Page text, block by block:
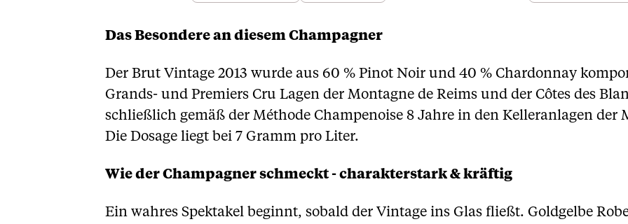
Das Besondere an diesem Champagner
Der Brut Vintage 2013 wurde aus 60 % Pinot Noir und 40 % Chardonnay
Grands- und Premiers Cru Lagen der Montagne de Reims und der Côtes des
schließlich gemäß der Méthode Champenoise 8 Jahre in den Kelleranlagen der
Die Dosage liegt bei 7 Gramm pro Liter.
Wie der Champagner schmeckt - charakterstark & kräftig
Ein wahres Spektakel beginnt, sobald der Vintage ins Glas fließt. Goldgelbe